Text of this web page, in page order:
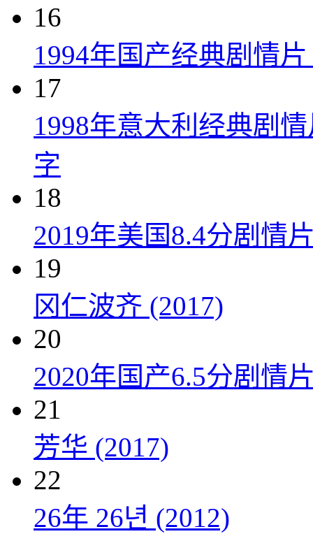
16
1994年国产经典剧情
17
1998年意大利经典剧
字
18
2019年美国8.4分剧情
19
冈仁波齐 (2017)
20
2020年国产6.5分剧情
21
芳华 (2017)
22
26年 26년 (2012)